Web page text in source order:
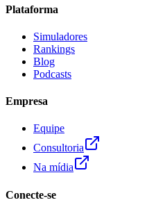
Plataforma
Simuladores
Rankings
Blog
Podcasts
Empresa
Equipe
Consultoria
Na mídia
Conecte-se